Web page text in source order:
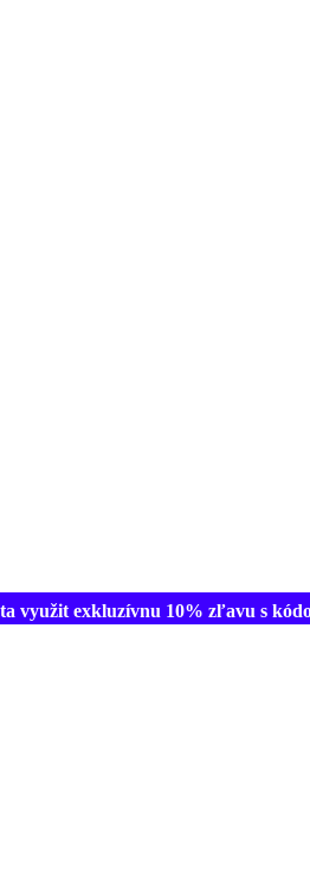
využit exkluzívnu 10% zľavu s